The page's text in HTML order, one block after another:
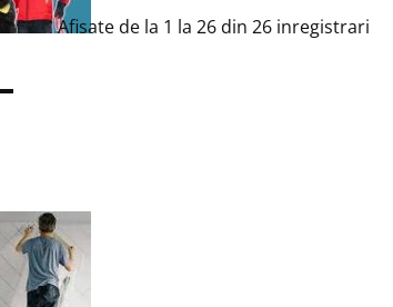
Afisate de la 1 la 26 din 26 inregistrari